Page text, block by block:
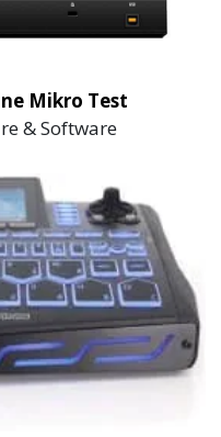
Mikro Test
& Software